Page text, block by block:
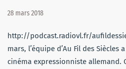
28 mars 2018
http://podcast.radiovl.fr/
mars, l’équipe d’Au Fil des Siècles
cinéma expressionniste allemand.